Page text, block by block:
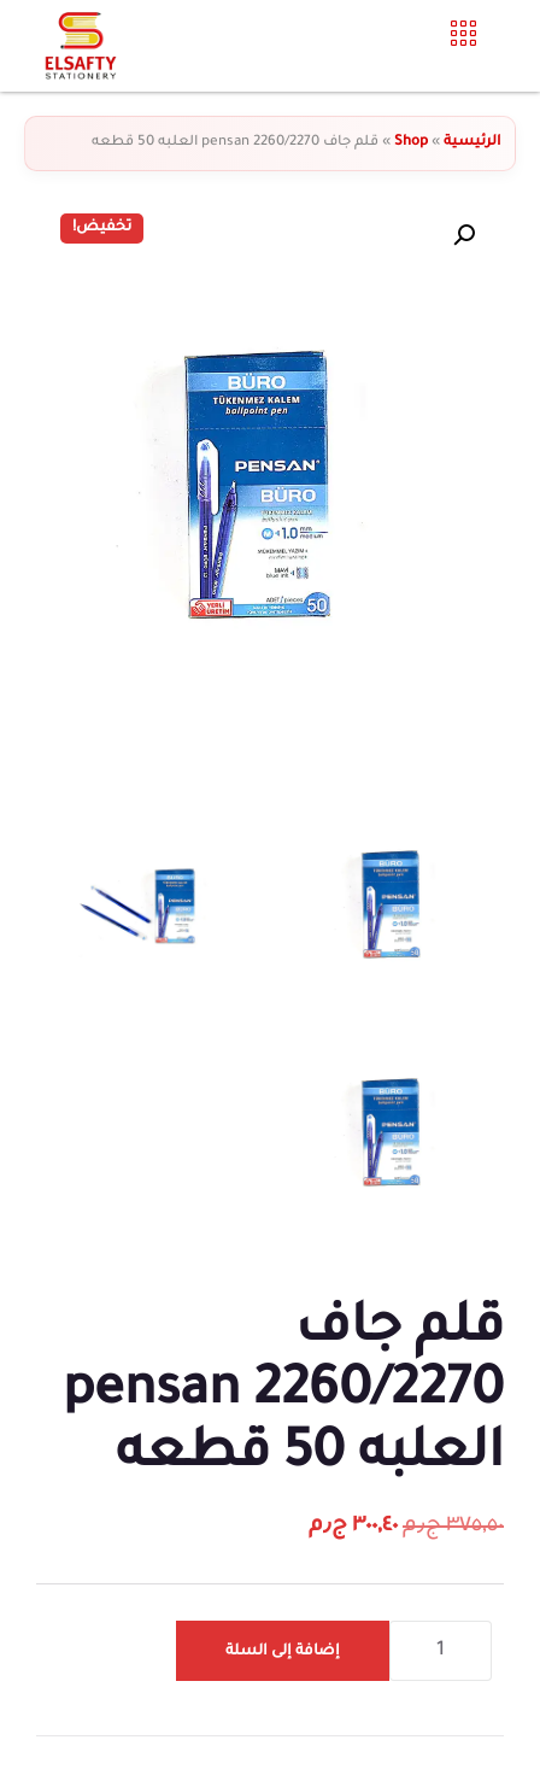
الرئيسية »
Shop
» قلم جاف 2260/2270 pensan العلبه 50 قطعه
تخفيض!
قلم جاف
2260/2270 pensan
العلبه 50 قطعه
٣٧٥,٥٠ ج٫م ٣٠٠,٤٠ ج٫م
إضافة إلى السلة